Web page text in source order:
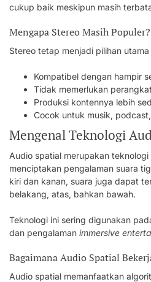
cukup baik meskipun masih
Mengapa Stereo Masih Populer?
Stereo tetap menjadi pilihan utama
Kompatibel dengan hampir
Tidak memerlukan
Produksi kontennya lebih
Cocok untuk musik,
Mengenal Teknologi
Audio spatial merupakan
menciptakan pengalaman suara
kiri dan kanan, suara juga dapat
belakang, atas, bahkan bawah.
Teknologi ini sering digunakan
dan pengalaman immersive
Bagaimana Audio Spatial
Audio spatial memanfaatkan